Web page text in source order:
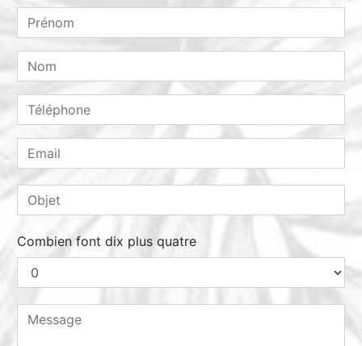
Combien font dix plus quatre